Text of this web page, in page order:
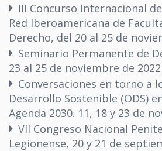
III Concurso Internacional
Red Iberoamericana de
Derecho, del 20 al 25 de
Seminario Permanente de
23 al 25 de noviembre de 2022
Conversaciones en torno a
Desarrollo Sostenible (ODS)
Agenda 2030. 11, 18 y 23 de
VII Congreso Nacional
Legionense, 20 y 21 de